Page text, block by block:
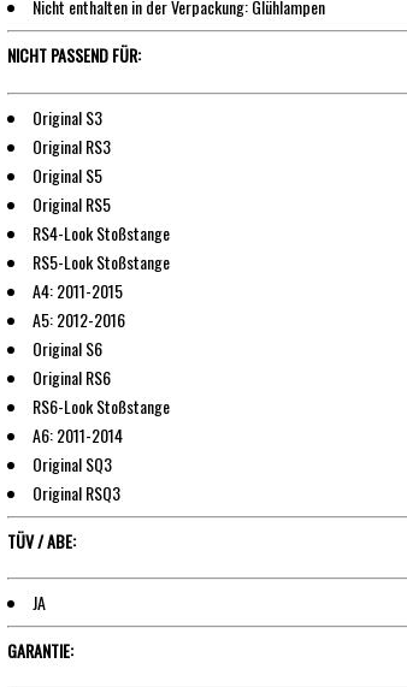
Nicht enthalten in der Verpackung: Glühlampen
NICHT PASSEND FÜR:
Original S3
Original RS3
Original S5
Original RS5
RS4-Look Stoßstange
RS5-Look Stoßstange
A4: 2011-2015
A5: 2012-2016
Original S6
Original RS6
RS6-Look Stoßstange
A6: 2011-2014
Original SQ3
Original RSQ3
TÜV / ABE:
JA
GARANTIE: